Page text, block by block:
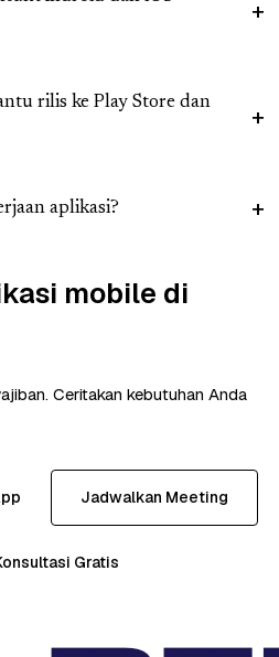
rilis ke Play Store dan
aplikasi?
mobile di
Ceritakan kebutuhan Anda
Jadwalkan Meeting
Gratis